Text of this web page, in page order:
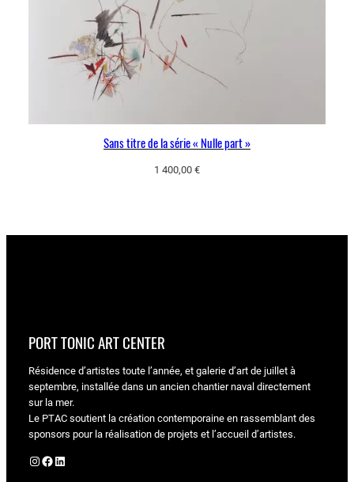
Sans titre de la série « Nulle part »
1 400,00 €
PORT TONIC ART CENTER
Résidence d’artistes toute l’année, et galerie d’art de juillet à
septembre, installée dans un ancien chantier naval directement
sur la mer.
Le PTAC soutient la création contemporaine en rassemblant des
sponsors pour la réalisation de projets et l’accueil d’artistes.
Instagram Facebook LinkedIn